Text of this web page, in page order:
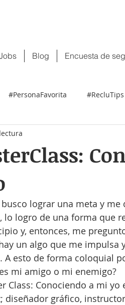
Blog Encuesta de
#PersonaFavorita #RecluTips
lograr una meta y
logro de una forma que
y, entonces, me
un algo que me impulsa
esto de forma coloquial
mi amigo o mi enemigo?
Class: Conociendo a mi yo
diseñador gráfico,